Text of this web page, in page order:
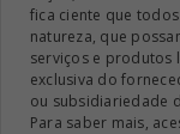
fica ciente que
natureza, que
serviços e produtos
exclusiva do
ou subsidiariedade
Para saber mais,